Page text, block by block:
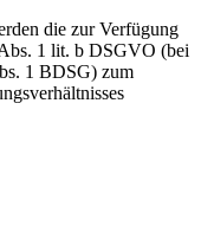
die zur Verfügung
1 lit. b DSGVO (bei
1 BDSG) zum